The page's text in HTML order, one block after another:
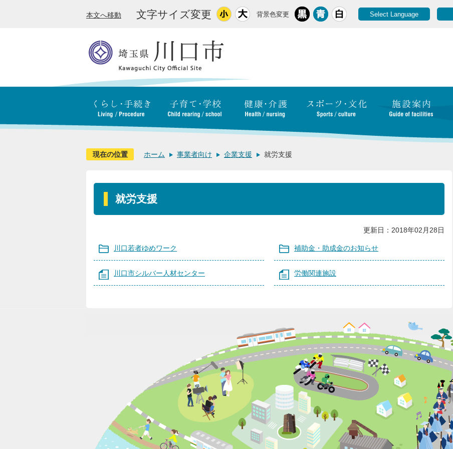
本文へ移動 文字サイズ変更 背景色変更 Select Language
現在の位置 ホーム 事業者向け 企業支援 就労支援
就労支援
更新日：2018年02月28日
川口若者ゆめワーク 補助金・助成金のお知らせ
川口市シルバー人材センター 労働関連施設